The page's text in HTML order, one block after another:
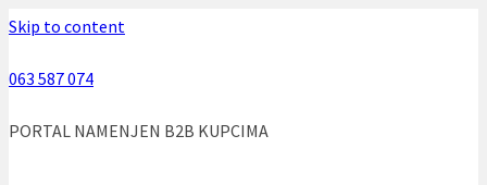
Skip to content
063 587 074
PORTAL NAMENJEN B2B KUPCIMA